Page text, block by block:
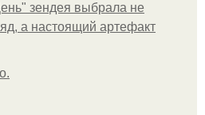
зендея выбрала не
а настоящий артефакт